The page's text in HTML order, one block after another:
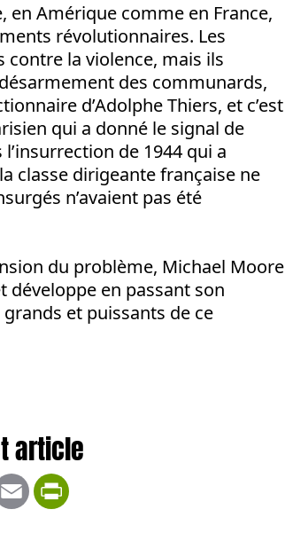
en Amérique comme en France,
révolutionnaires. Les
contre la violence, mais ils
des communards,
d’Adolphe Thiers, et c’est
qui a donné le signal de
de 1944 qui a
classe dirigeante française ne
n’avaient pas été
du problème, Michael Moore
développe en passant son
et puissants de ce
Messenger
Email